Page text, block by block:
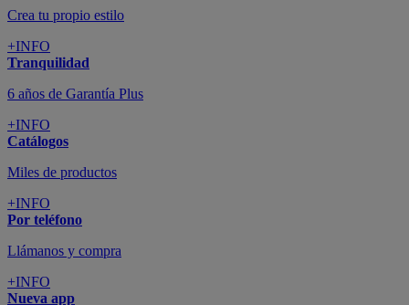
Crea tu propio estilo
+INFO
Tranquilidad
6 años de Garantía Plus
+INFO
Catálogos
Miles de productos
+INFO
Por teléfono
Llámanos y compra
+INFO
Nueva app